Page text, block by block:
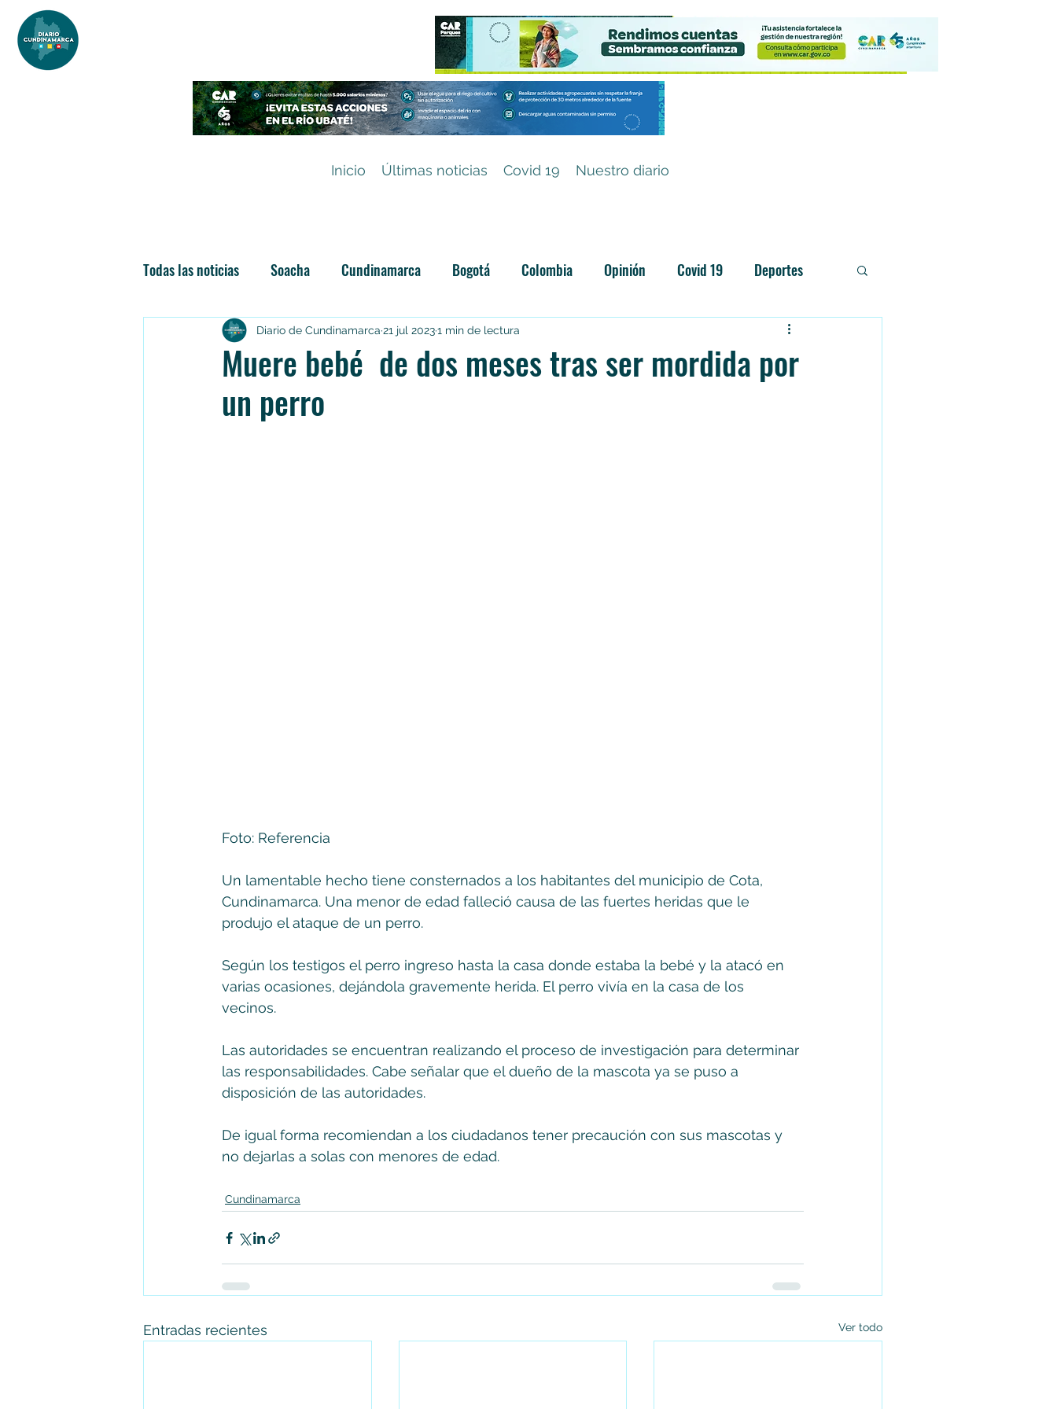
Inicio Últimas noticias Covid 19 Nuestro diario
Todas las noticias Soacha Cundinamarca Bogotá Colombia Opinión Covid 19 Deportes
Las nuevas soachunidades Categoría sin título
Muere bebé de dos meses tras ser mordida por
un perro
Diario de Cundinamarca 21 jul 20231 min de lectura
Foto: Referencia
Un lamentable hecho tiene consternados a los habitantes del municipio de Cota,
Cundinamarca. Una menor de edad falleció causa de las fuertes heridas que le
produjo el ataque de un perro.
Según los testigos el perro ingreso hasta la casa donde estaba la bebé y la atacó en
varias ocasiones, dejándola gravemente herida. El perro vivía en la casa de los
vecinos.
Las autoridades se encuentran realizando el proceso de investigación para determinar
las responsabilidades. Cabe señalar que el dueño de la mascota ya se puso a
disposición de las autoridades.
De igual forma recomiendan a los ciudadanos tener precaución con sus mascotas y
no dejarlas a solas con menores de edad.
Cundinamarca
Entradas recientes Ver todo